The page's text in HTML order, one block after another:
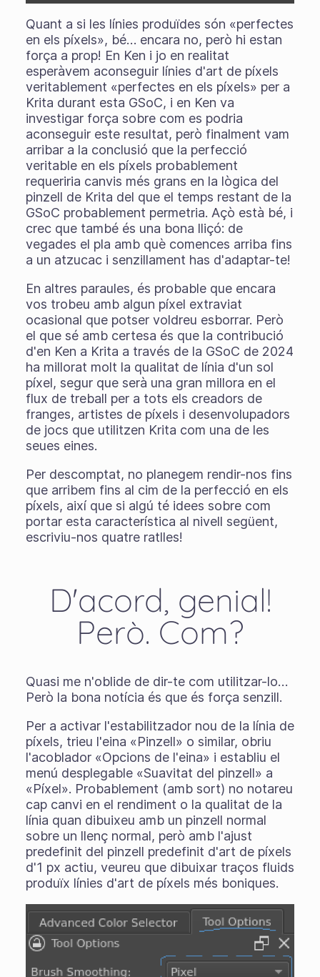
Quant a si les línies produïdes són «perfectes
en els píxels», bé… encara no, però hi estan
força a prop! En Ken i jo en realitat
esperàvem aconseguir línies d'art de píxels
veritablement «perfectes en els píxels» per a
Krita durant esta GSoC, i en Ken va
investigar força sobre com es podria
aconseguir este resultat, però finalment vam
arribar a la conclusió que la perfecció
veritable en els píxels probablement
requeriria canvis més grans en la lògica del
pinzell de Krita del que el temps restant de la
GSoC probablement permetria. Açò està bé, i
crec que també és una bona lliçó: de
vegades el pla amb què comences arriba fins
a un atzucac i senzillament has d'adaptar-te!
En altres paraules, és probable que encara
vos trobeu amb algun píxel extraviat
ocasional que potser voldreu esborrar. Però
el que sé amb certesa és que la contribució
d'en Ken a Krita a través de la GSoC de 2024
ha millorat molt la qualitat de línia d'un sol
píxel, segur que serà una gran millora en el
flux de treball per a tots els creadors de
franges, artistes de píxels i desenvolupadors
de jocs que utilitzen Krita com una de les
seues eines.
Per descomptat, no planegem rendir-nos fins
que arribem fins al cim de la perfecció en els
píxels, així que si algú té idees sobre com
portar esta característica al nivell següent,
escriviu-nos quatre ratlles!
D'acord, genial!
Però. Com?
Quasi me n'oblide de dir-te com utilitzar-lo…
Però la bona notícia és que és força senzill.
Per a activar l'estabilitzador nou de la línia de
píxels, trieu l'eina «Pinzell» o similar, obriu
l'acoblador «Opcions de l'eina» i establiu el
menú desplegable «Suavitat del pinzell» a
«Píxel». Probablement (amb sort) no notareu
cap canvi en el rendiment o la qualitat de la
línia quan dibuixeu amb un pinzell normal
sobre un llenç normal, però amb l'ajust
predefinit del pinzell predefinit d'art de píxels
d'1 px actiu, veureu que dibuixar traços fluids
produïx línies d'art de píxels més boniques.